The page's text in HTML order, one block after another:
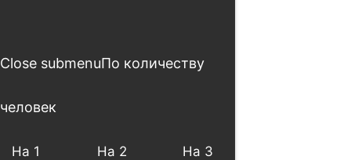
Close submenuПо количеству
человек
На 1 На 2 На 3